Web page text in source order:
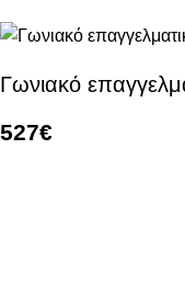
Γωνιακό
527€